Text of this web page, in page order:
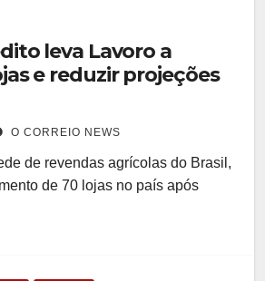
leva Lavoro a
e reduzir projeções
O CORREIO NEWS
de revendas agrícolas do Brasil,
de 70 lojas no país após